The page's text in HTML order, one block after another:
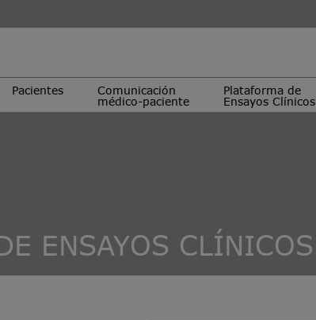
Pacientes
Comunicación
médico-paciente
Plataforma de
Ensayos Clínicos
ENSAYOS CLÍNICOS